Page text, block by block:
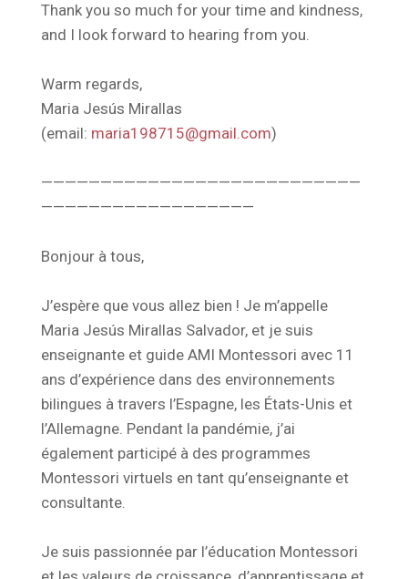
Thank you so much for your time and kindness,
and I look forward to hearing from you.
Warm regards,
Maria Jesús Mirallas
(email: maria198715@gmail.com)
———————————————————————————
——————————————————
Bonjour à tous,
J’espère que vous allez bien ! Je m’appelle
Maria Jesús Mirallas Salvador, et je suis
enseignante et guide AMI Montessori avec 11
ans d’expérience dans des environnements
bilingues à travers l’Espagne, les États-Unis et
l’Allemagne. Pendant la pandémie, j’ai
également participé à des programmes
Montessori virtuels en tant qu’enseignante et
consultante.
Je suis passionnée par l’éducation Montessori